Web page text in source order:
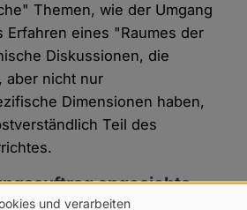
Themen, wie der Umgang
Erfahren eines "Raumes der
Diskussionen, die
aber nicht nur
Dimensionen haben,
Teil des
angesichts
Pluralität
und verarbeiten